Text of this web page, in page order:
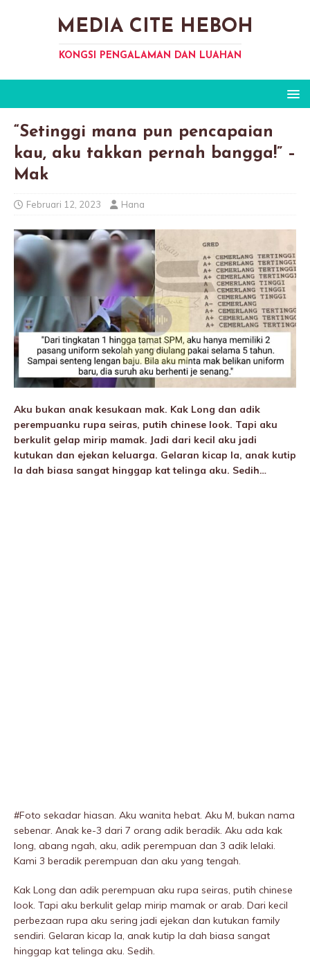
MEDIA CITE HEBOH
KONGSI PENGALAMAN DAN LUAHAN
“Setinggi mana pun pencapaian
kau, aku takkan pernah bangga!” –
Mak
Februari 12, 2023 Hana
Aku bukan anak kesukaan mak. Kak Long dan adik
perempuanku rupa seiras, putih chinese look. Tapi aku
berkulit gelap mirip mamak. Jadi dari kecil aku jadi
kutukan dan ejekan keluarga. Gelaran kicap la, anak kutip
la dah biasa sangat hinggap kat telinga aku. Sedih…
#Foto sekadar hiasan. Aku wanita hebat. Aku M, bukan nama
sebenar. Anak ke-3 dari 7 orang adik beradik. Aku ada kak
long, abang ngah, aku, adik perempuan dan 3 adik lelaki.
Kami 3 beradik perempuan dan aku yang tengah.
Kak Long dan adik perempuan aku rupa seiras, putih chinese
look. Tapi aku berkulit gelap mirip mamak or arab. Dari kecil
perbezaan rupa aku sering jadi ejekan dan kutukan family
sendiri. GeIaran kicap la, anak kutip la dah biasa sangat
hinggap kat telinga aku. Sedih.